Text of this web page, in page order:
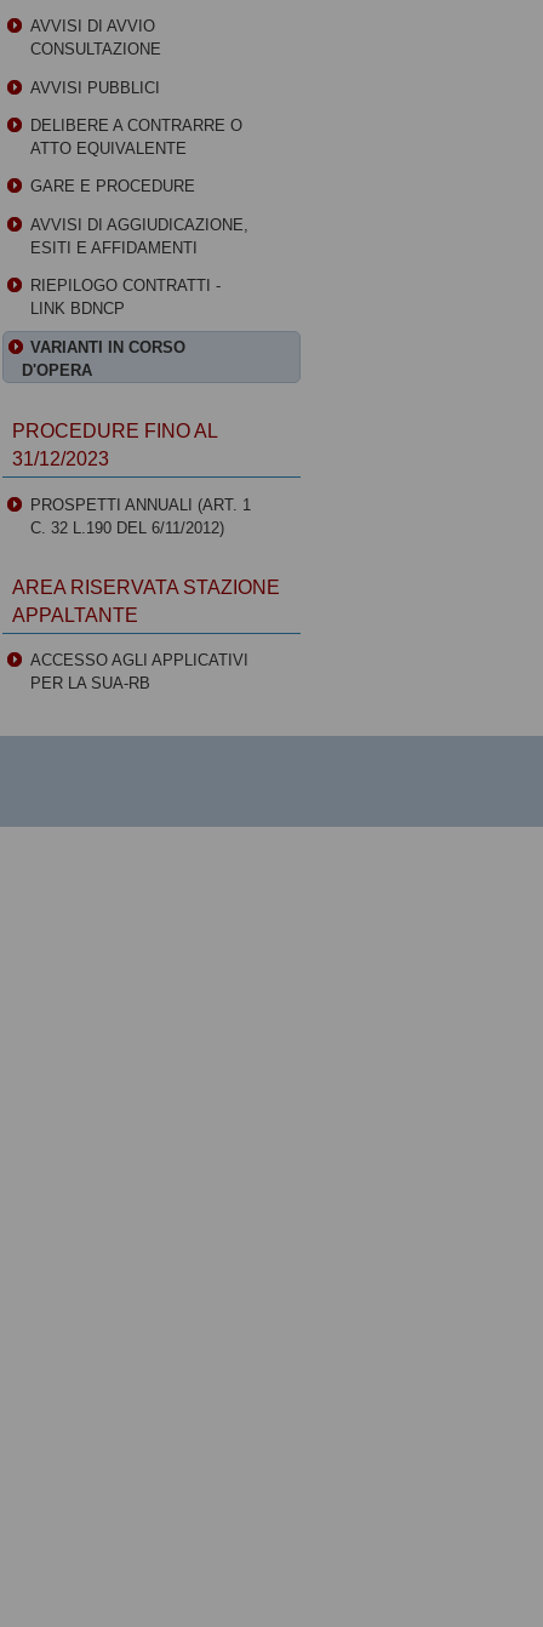
AVVISI DI AVVIO
CONSULTAZIONE
AVVISI PUBBLICI
DELIBERE A CONTRARRE O
ATTO EQUIVALENTE
GARE E PROCEDURE
AVVISI DI AGGIUDICAZIONE,
ESITI E AFFIDAMENTI
RIEPILOGO CONTRATTI -
LINK BDNCP
VARIANTI IN CORSO
D'OPERA
PROCEDURE FINO AL
31/12/2023
PROSPETTI ANNUALI (ART. 1
C. 32 L.190 DEL 6/11/2012)
AREA RISERVATA STAZIONE
APPALTANTE
ACCESSO AGLI APPLICATIVI
PER LA SUA-RB